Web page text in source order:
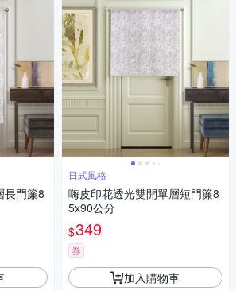
長門簾8
日式風格
嗨皮印花透光雙開單層短門簾8
5x90公分
$349
券
加入購物車